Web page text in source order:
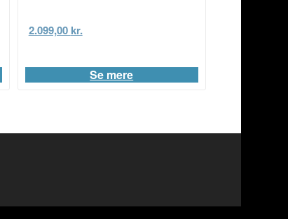
2.099,00 kr.
Se mere